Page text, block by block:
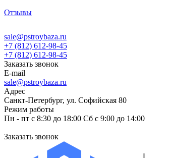
Отзывы
sale@pstroybaza.ru
+7 (812) 612-98-45
+7 (812) 612-98-45
Заказать звонок
E-mail
sale@pstroybaza.ru
Адрес
Санкт-Петербург, ул. Софийская 80
Режим работы
Пн - пт с 8:30 до 18:00 Сб с 9:00 до 14:00
Заказать звонок